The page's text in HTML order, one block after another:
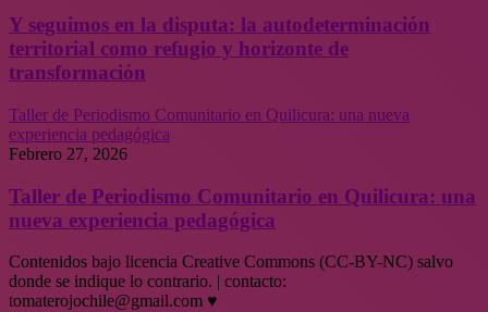
Y seguimos en la disputa: la autodeterminación
territorial como refugio y horizonte de
transformación
Taller de Periodismo Comunitario en Quilicura: una nueva
experiencia pedagógica
Febrero 27, 2026
Taller de Periodismo Comunitario en Quilicura: una
nueva experiencia pedagógica
Contenidos bajo licencia Creative Commons (CC-BY-NC) salvo
donde se indique lo contrario. | contacto:
tomaterojochile@gmail.com ♥